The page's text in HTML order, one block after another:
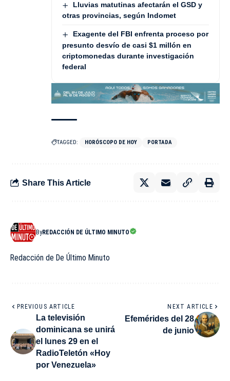
Lluvias matutinas afectarán el GSD y
otras provincias, según Indomet
Exagente del FBI enfrenta proceso por
presunto desvío de casi $1 millón en
criptomonedas durante investigación
federal
TAGGED: HORÓSCOPO DE HOY PORTADA
Share This Article
ByREDACCIÓN DE ÚLTIMO MINUTO
Redacción de De Último Minuto
PREVIOUS ARTICLE
La televisión
dominicana se unirá
el lunes 29 en el
RadioTeletón «Hoy
por Venezuela»
NEXT ARTICLE
Efemérides del 28
de junio